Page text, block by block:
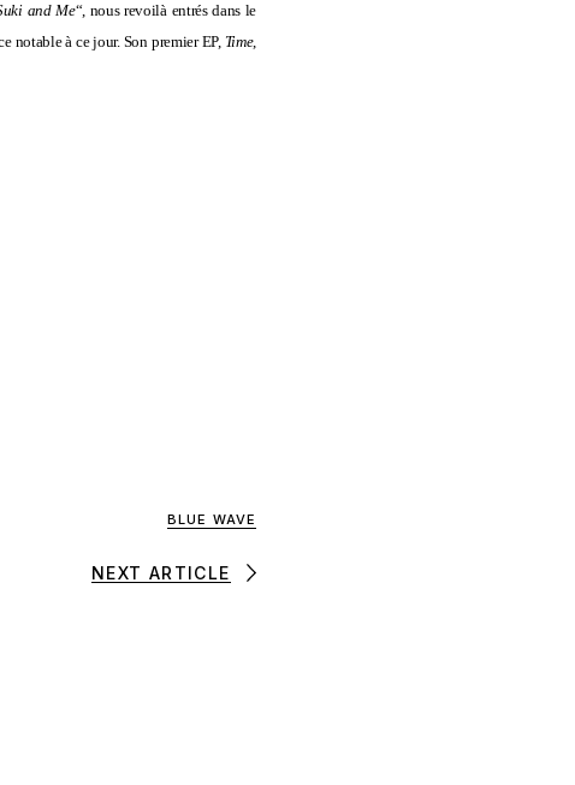
and Me“, nous revoilà entrés dans le
notable à ce jour. Son premier EP, Time,
BLUE WAVE
NEXT ARTICLE